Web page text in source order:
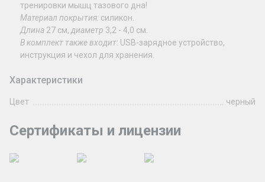
тренировки мышц тазового дна!
Материал покрытия: силикон.
Длина 27 см, диаметр 3,2 - 4,0 см.
В комплект также входит: USB-зарядное устройство,
инструкция и чехол для хранения.
Характеристики
Цвет черный
Сертификаты и лицензии